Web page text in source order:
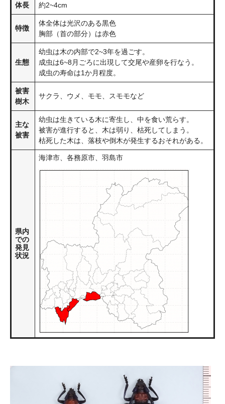
体長 約2~4cm
特徴
体全体は光沢のある黒色
胸部（首の部分）は赤色
生態
幼虫は木の内部で2~3年を過ごす。
成虫は6~8月ごろに出現して交尾や産卵を行なう。
成虫の寿命は1か月程度。
被害
樹木
サクラ、ウメ、モモ、スモモなど
主な
被害
幼虫は生きている木に寄生し、中を食い荒らす。
被害が進行すると、木は弱り、枯死してしまう。
枯死した木は、落枝や倒木が発生するおそれがある。
県内
での
発見
状況
海津市、各務原市、羽島市